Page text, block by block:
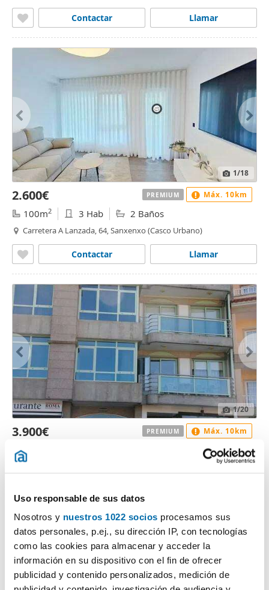
Uso responsable de sus datos
Nosotros y nuestros 1022 socios procesamos sus
datos personales, p.ej., su dirección IP, con tecnologías
como las cookies para almacenar y acceder la
información en su dispositivo con el fin de ofrecer
publicidad y contenido personalizados, medición de
Llamar
Contactar
1/18
2.600€
100m2 3 Hab 2 Baños
Carretera A Lanzada, 64, Sanxenxo (Casco Urbano)
Llamar
Contactar
PREMIUM Máx. 10km
1/20
3.900€
95m
PREMIUM Máx. 10km